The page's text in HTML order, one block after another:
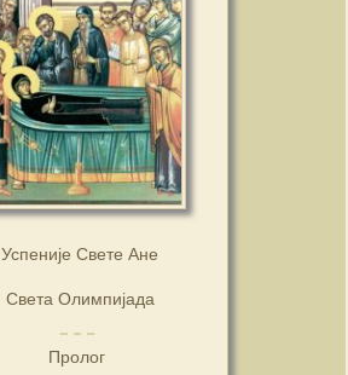
Успеније Свете Ане
Света Олимпијада
Пролог